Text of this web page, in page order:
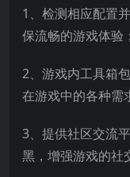
1、检测相应配置
保流畅的游戏体验；
2、游戏内工具箱
在游戏中的各种需
3、提供社区交流
黑，增强游戏的社